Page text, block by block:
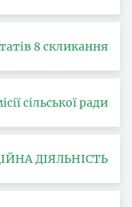
8 скликання
сільської ради
ДІЯЛЬНІСТЬ